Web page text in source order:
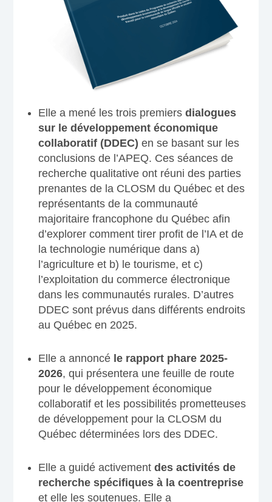
Elle a mené les trois premiers dialogues
sur le développement économique
collaboratif (DDEC) en se basant sur les
conclusions de l’APEQ. Ces séances de
recherche qualitative ont réuni des parties
prenantes de la CLOSM du Québec et des
représentants de la communauté
majoritaire francophone du Québec afin
d’explorer comment tirer profit de l’IA et de
la technologie numérique dans a)
l’agriculture et b) le tourisme, et c)
l’exploitation du commerce électronique
dans les communautés rurales. D’autres
DDEC sont prévus dans différents endroits
au Québec en 2025.
Elle a annoncé le rapport phare 2025-
2026, qui présentera une feuille de route
pour le développement économique
collaboratif et les possibilités prometteuses
de développement pour la CLOSM du
Québec déterminées lors des DDEC.
Elle a guidé activement des activités de
recherche spécifiques à la coentreprise
et elle les soutenues. Elle a